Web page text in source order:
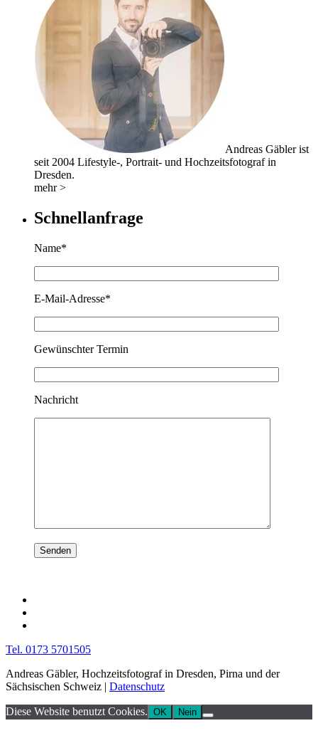
Andreas Gäbler ist
seit 2004 Lifestyle-, Portrait- und Hochzeitsfotograf in
Dresden.
mehr >
Schnellanfrage
Name*
E-Mail-Adresse*
Gewünschter Termin
Nachricht
Tel. 0173 5701505
Andreas Gäbler, Hochzeitsfotograf in Dresden, Pirna und der
Sächsischen Schweiz | Datenschutz
Diese Website benutzt Cookies. OK Nein